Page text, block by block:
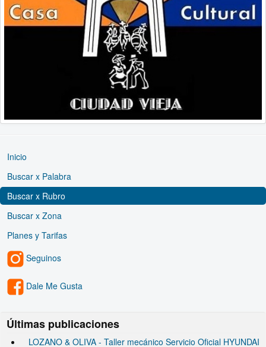
Inicio
Buscar x Palabra
Buscar x Rubro
Buscar x Zona
Planes y Tarifas
Seguinos
Dale Me Gusta
Últimas publicaciones
LOZANO & OLIVA - Taller mecánico Servicio Oficial HYUNDAI